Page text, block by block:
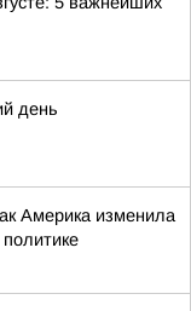
день
Америка изменила